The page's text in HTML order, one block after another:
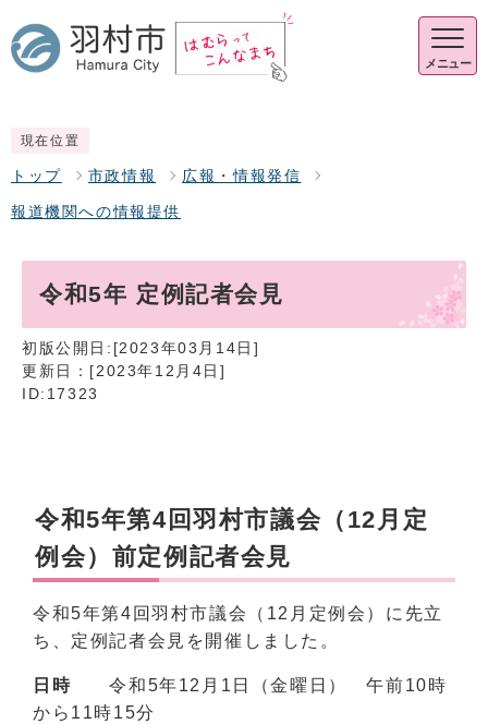
メニュー
現在位置
トップ 市政情報 広報・情報発信
報道機関への情報提供
令和5年 定例記者会見
初版公開日:[2023年03月14日]
更新日：[2023年12月4日]
ID:17323
令和5年第4回羽村市議会（12月定
例会）前定例記者会見
令和5年第4回羽村市議会（12月定例会）に先立
ち、定例記者会見を開催しました。
日時 令和5年12月1日（金曜日） 午前10時
から11時15分